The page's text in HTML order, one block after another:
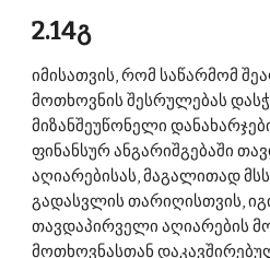
2.14გ
იმისათვის, რომ საწარმომ
მოთხოვნის შესრულებას
მიზანშეუწონელი
ფინანსურ ანგარიშგებაში
აღიარებისას, მაგალითად
გადასვლის თარიღისთვის,
თავდაპირველი აღიარების
მოთხოვნასთან